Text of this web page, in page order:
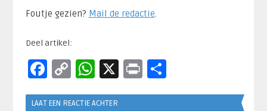
Foutje gezien? Mail de redactie
Deel artikel:
Facebook
CopyWhatsApp
X PrintDelen
LAAT EEN REACTIE ACHTER